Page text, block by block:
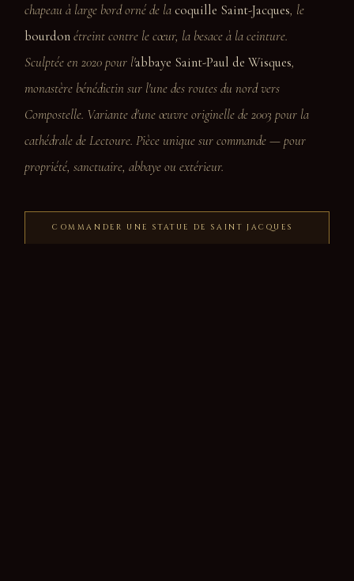
chapeau à large bord orné de lacoquille Saint-Jacques, le
bourdonétreint contre le cœur, la besace à la ceinture.
Sculptée en 2020 pour l'abbaye Saint-Paul de Wisques,
monastère bénédictin sur l'une des routes du nord vers
Compostelle. Variante d'une œuvre originelle de 2003 pour la
cathédrale de Lectoure. Pièce unique sur commande — pour
propriété, sanctuaire, abbaye ou extérieur.
COMMANDER UNE STATUE DE SAINT JACQUES